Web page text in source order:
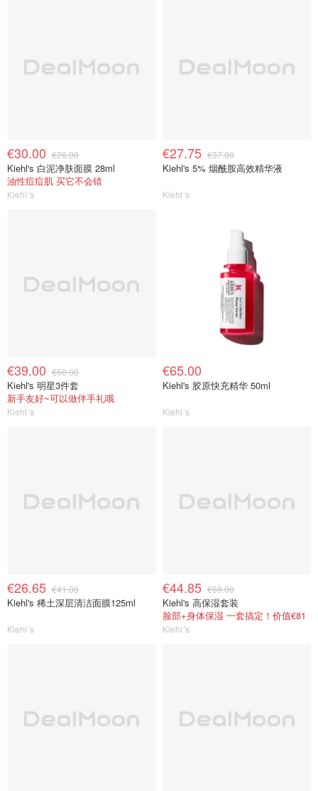
€30.00 €26.00
Kiehl's 白泥净肤面膜 28ml
油性痘痘肌 买它不会错
Kiehl´s
€27.75 €37.00
Kiehl's 5% 烟酰胺高效精华液
Kiehl´s
€39.00 €60.00
Kiehl's 明星3件套
新手友好~可以做伴手礼哦
Kiehl´s
€65.00
Kiehl's 胶原快充精华 50ml
Kiehl´s
€26.65 €41.00
Kiehl's 稀土深层清洁面膜125ml
Kiehl´s
€44.85 €69.00
Kiehl's 高保湿套装
脸部+身体保湿 一套搞定！价值€81
Kiehl´s